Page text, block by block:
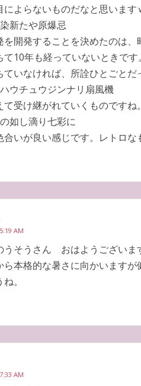
によらないものだなと思います
新たや原爆忌
を開発することを決めたのは、
10年も経っていないときです。
ていなければ、所詮ひとごとだ
ウチュウジンナリ扇風機
受け継がれていくものですね。
如し滴り七彩に
合いが良い感じです。レトロな
AM
そうさん おはようございま
ら本格的な暑さに向かいますが
。
AM